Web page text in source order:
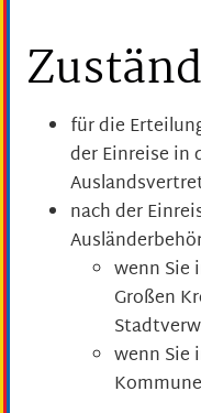
für die
der Einreise in
nach der
wenn Sie
Großen
wenn Sie